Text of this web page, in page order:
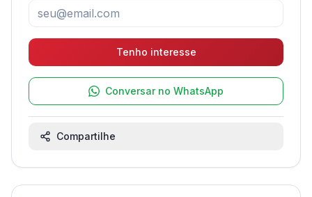
Tenho interesse
Conversar no WhatsApp
Compartilhe